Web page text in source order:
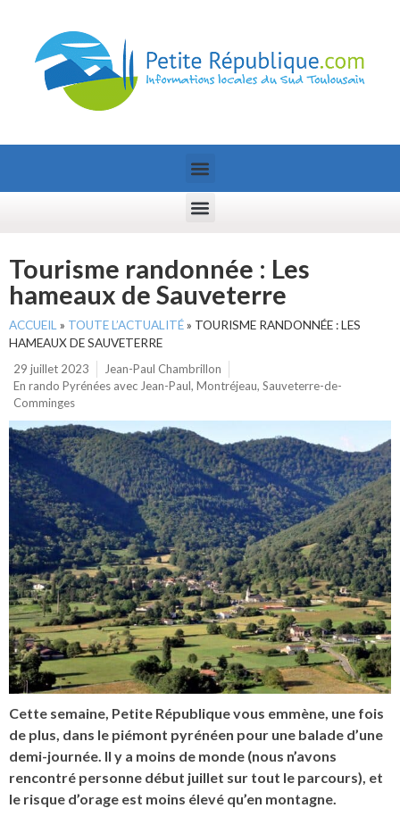
Tourisme randonnée : Les
hameaux de Sauveterre
ACCUEIL » TOUTE L’ACTUALITÉ» TOURISME RANDONNÉE : LES
HAMEAUX DE SAUVETERRE
29 juillet 2023
Jean-Paul Chambrillon
En rando Pyrénées avec Jean-Paul, Montréjeau, Sauveterre-de-
Comminges
Cette semaine, Petite République vous emmène, une fois
de plus, dans le piémont pyrénéen pour une balade d’une
demi-journée. Il y a moins de monde (nous n’avons
rencontré personne début juillet sur tout le parcours), et
le risque d’orage est moins élevé qu’en montagne.